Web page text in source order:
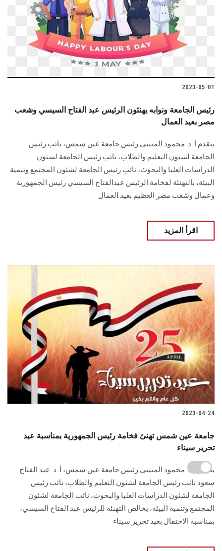
2023-05-01
رئيس الجامعة ونوابه يهنئون الرئيس عبد الفتاح السيسي وشعب
مصر بعيد العمال
يتقدم أ. د. محمود المتينى رئيس جامعة عين شمس، نائب رئيس
الجامعة لشئون التعليم والطلاب، نائب رئيس الجامعة لشئون
الدراسات العليا والبحوث، نائب رئيس الجامعة لشئون المجتمع وتنمية
البيئة، بالتهنئة لفخامة الرئيس عبدالفتاح السيسي رئيس الجمهورية
وعمال وشعب مصر العظيم بعيد العمال
اقرأ المزيد
2023-04-24
جامعة عين شمس تهنئ فخامة رئيس الجمهورية بمناسبة عيد
تحرير سيناء
يتقدم أ. د. محمود المتيني رئيس جامعة عين شمس، أ. د. عبد الفتاح
سعود نائب رئيس الجامعة لشئون التعليم والطلاب، نائب رئيس
الجامعة لشئون الدراسات العليا والبحوث، نائب الجامعة لشئون
المجتمع وتنمية البيئة، بخالص التهنئة للرئيس عبد الفتاح السيسي،
بمناسبة الاحتفال بعيد تحرير سيناء